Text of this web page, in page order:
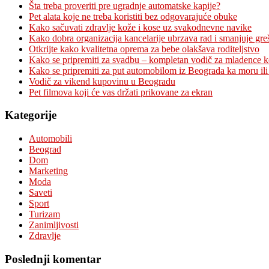
Šta treba proveriti pre ugradnje automatske kapije?
Pet alata koje ne treba koristiti bez odgovarajuće obuke
Kako sačuvati zdravlje kože i kose uz svakodnevne navike
Kako dobra organizacija kancelarije ubrzava rad i smanjuje
Otkrijte kako kvalitetna oprema za bebe olakšava roditeljstvo
Kako se pripremiti za svadbu – kompletan vodič za mladence
Kako se pripremiti za put automobilom iz Beograda ka moru
Vodič za vikend kupovinu u Beogradu
Pet filmova koji će vas držati prikovane za ekran
Kategorije
Automobili
Beograd
Dom
Marketing
Moda
Saveti
Sport
Turizam
Zanimljivosti
Zdravlje
Poslednji komentar